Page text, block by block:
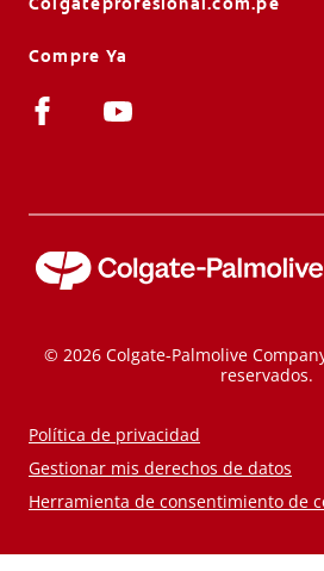
Compre Ya
© 2026 Colgate-Palmolive
reservados.
Política de privacidad
Gestionar mis derechos de datos
Herramienta de consentimiento de